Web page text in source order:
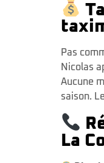
Pas
Nicolas
Aucune
saison.
La